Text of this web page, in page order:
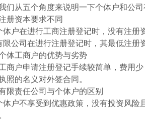
们从五个角度来说明一下个体户和公司
册资本要求不同
体户在进行工商注册登记时，没有注册
限公司在进行注册登记时，其最低注册
体工商户的优势与劣势
商户申请注册登记手续较简单，费用
照的名义对外签合同。
限责任公司与个体户的区别
体户不享受到优惠政策，没有投资风